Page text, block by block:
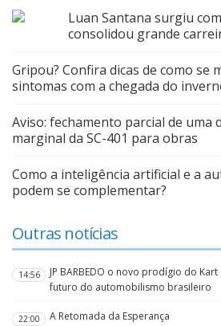
Luan Santana surgiu
consolidou grande
Gripou? Confira dicas de como se
sintomas com a chegada do
Aviso: fechamento parcial de uma
marginal da SC-401 para obras
Como a inteligência artificial e a
podem se complementar?
Outras notícias
14:56
JP BARBEDO o novo prodígio do
futuro do automobilismo brasileiro
22:00 A Retomada da Esperança